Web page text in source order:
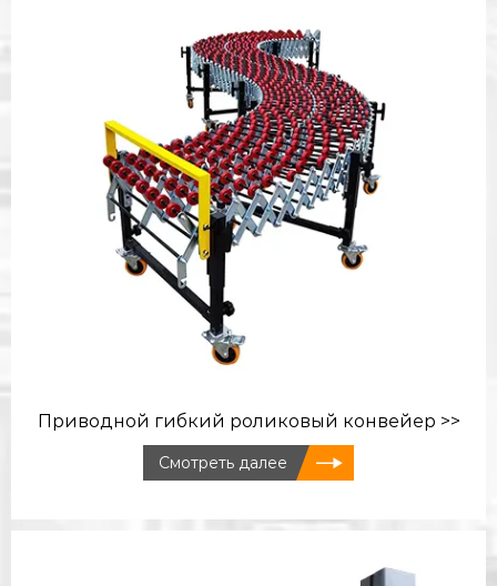
Приводной гибкий роликовый конвейер >>
Смотреть далее